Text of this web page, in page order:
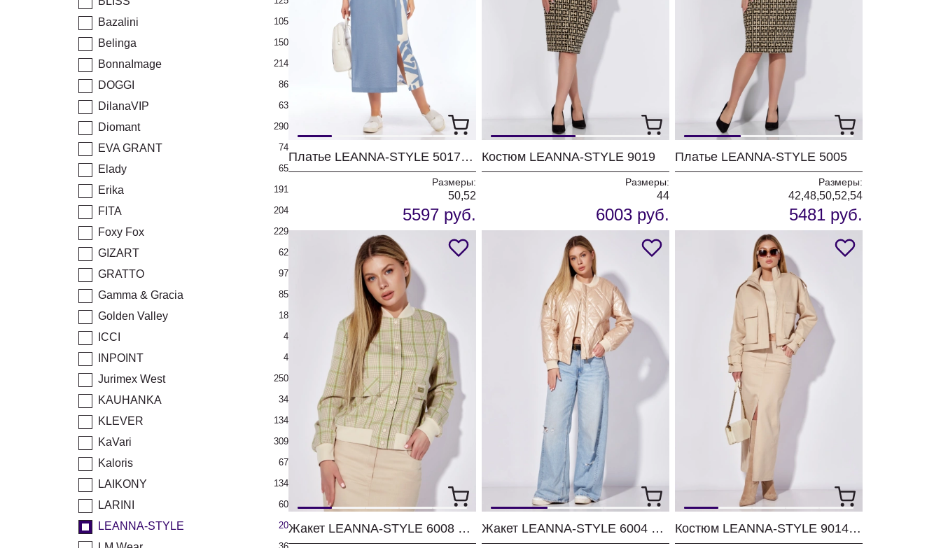
Bazalini 105
Belinga 150
BonnaImage 214
DOGGI 86
DilanaVIP 63
Diomant 290
EVA GRANT 74
Elady 65
Erika 191
FITA 204
Foxy Fox 229
GIZART 62
GRATTO 97
Gamma & Gracia 85
Golden Valley 18
ICCI 4
INPOINT 4
Jurimex West 250
KAUHANKA 34
KLEVER 134
KaVari 309
Kaloris 67
LAIKONY 134
LARINI 60
LEANNA-STYLE 20
Платье LEANNA-STYLE 5017 молочный+голубой
Размеры:
50,52
5597 руб.
Костюм LEANNA-STYLE 9019
Размеры:
44
6003 руб.
Платье LEANNA-STYLE 5005
Размеры:
42,48,50,52,54
5481 руб.
Жакет LEANNA-STYLE 6008 мультиколор Жакет LEANNA-STYLE 6004 бежевый Костюм LEANNA-STYLE 9014 бежевый